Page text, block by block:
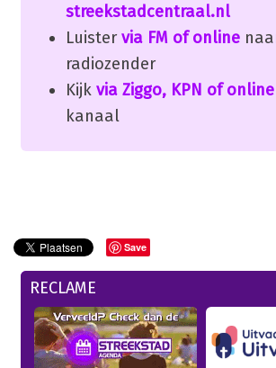
streekstadcentraal.nl
Luister via FM of online
radiozender
Kijk via Ziggo, KPN of online
kanaal
Save
RECLAME